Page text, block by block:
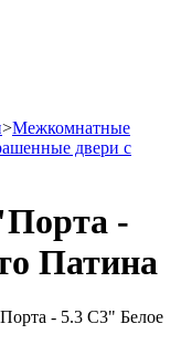
>Межкомнатные
двери с
-
Патина